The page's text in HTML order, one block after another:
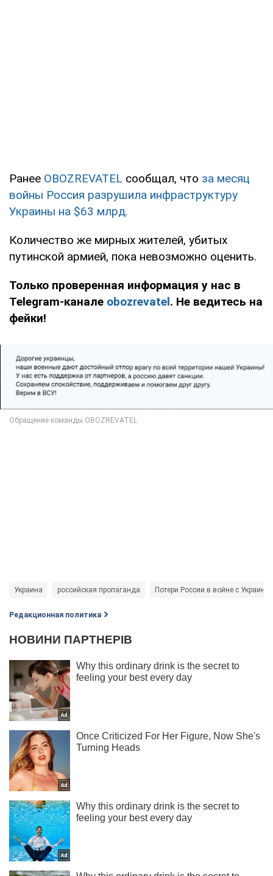
Ранее OBOZREVATEL сообщал, что за месяц
войны Россия разрушила инфраструктуру
Украины на $63 млрд.
Количество же мирных жителей, убитых
путинской армией, пока невозможно оценить.
Только проверенная информация у нас в
Telegram-канале obozrevatel. Не ведитесь на
фейки!
Украина российская пропаганда Потери России в войне с Украиной
Редакционная политика